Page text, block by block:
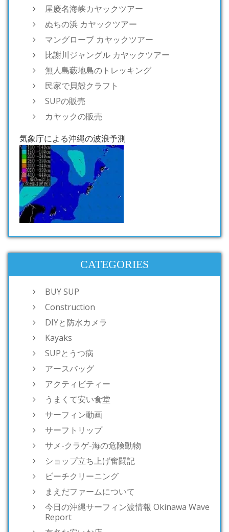
屋慶名海峡カヤックツアー
ぬちの浜 カヤックツアー
マングローブ カヤックツアー
比謝川ジャングル カヤックツアー
無人島藪地島のトレッキング
民家で貝殻クラフト
SUPの販売
カヤックの販売
気象庁による沖縄の波浪予測
CATEGORIES
BUY SUP
Construction
DIYと防水カメラ
Kayaks
SUPとうつ病
アースバッグ
アクティビティー
うまくて安い食堂
サーフィン動画
サーフトリップ
サメ-クラゲ-海の危険動物
ショップ立ち上げ奮闘記
ビーチクリーニング
まえだファームについて
今日の沖縄サーフィン波情報 Okinawa Wave
Report